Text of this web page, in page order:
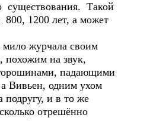
существования. Такой
1200 лет, а может
журчала своим
похожим на звук,
падающими
Вивьен, одним ухом
подругу, и в то же
отрешённо